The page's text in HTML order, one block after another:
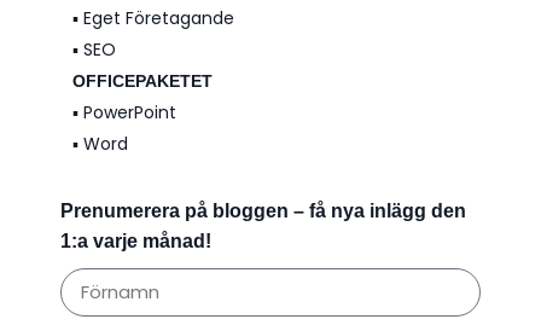
▪️ Eget Företagande
▪️ SEO
OFFICEPAKETET
▪️ PowerPoint
▪️ Word
Prenumerera på bloggen – få nya inlägg den
1:a varje månad!